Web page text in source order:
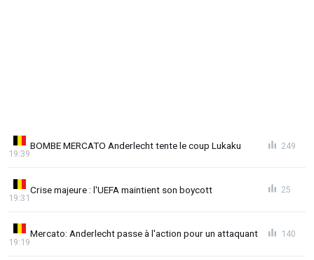
BOMBE MERCATO Anderlecht tente le coup Lukaku
19:39
249
Crise majeure : l'UEFA maintient son boycott
19:31
25
Mercato: Anderlecht passe à l'action pour un attaquant
19:19
140